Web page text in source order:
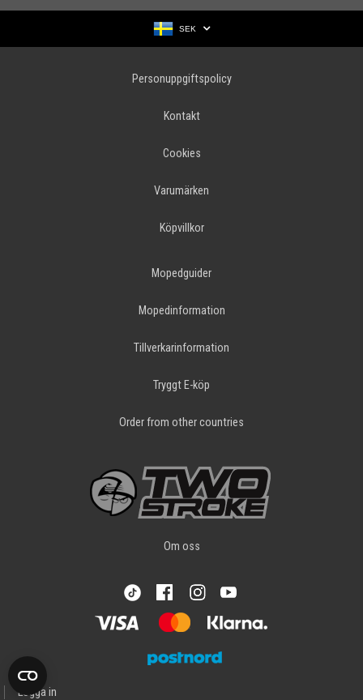
SEK
Personuppgiftspolicy
Kontakt
Cookies
Varumärken
Köpvillkor
Mopedguider
Mopedinformation
Tillverkarinformation
Tryggt E-köp
Order from other countries
Om oss
Logga in